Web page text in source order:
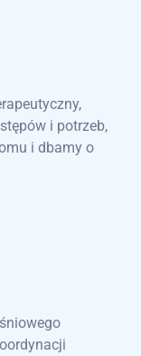
i potrzeb,
i dbamy o